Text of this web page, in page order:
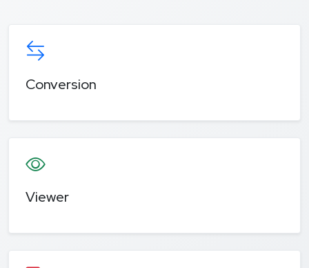
Conversion
Viewer